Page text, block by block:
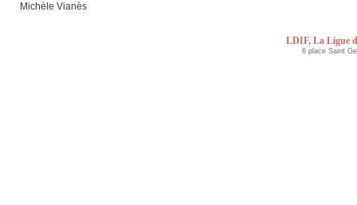
Michèle Vianès
LDIF, La Ligue
6 place Saint